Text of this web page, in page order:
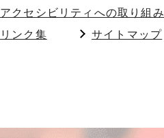
アクセシビリティへの取り組み
リンク集
サイトマップ